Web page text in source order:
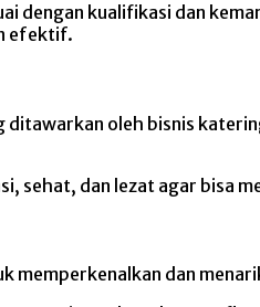
dengan kualifikasi dan
efektif.
oleh bisnis
sehat, dan lezat agar bisa
memperkenalkan dan